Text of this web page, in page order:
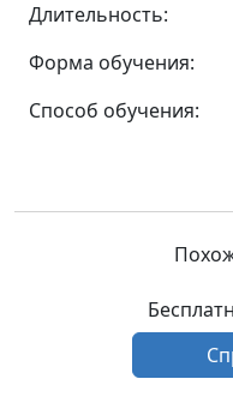
Длительность:
Форма обучения:
Способ обучения: